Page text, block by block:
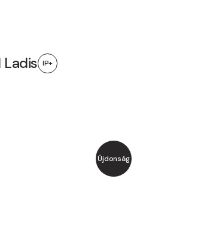
Ladis IP+
Újdonság